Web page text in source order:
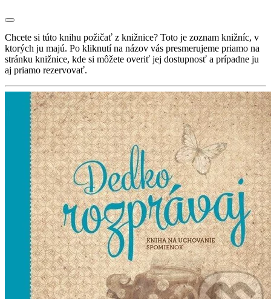
Chcete si túto knihu požičať z knižnice? Toto je zoznam knižníc, v
ktorých ju majú. Po kliknutí na názov vás presmerujeme priamo na
stránku knižnice, kde si môžete overiť jej dostupnosť a prípadne ju
aj priamo rezervovať.